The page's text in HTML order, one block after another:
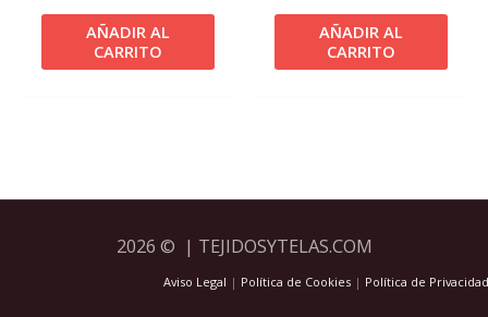
AÑADIR AL
CARRITO
AÑADIR AL
CARRITO
2026 © | TEJIDOSYTELAS.COM
Aviso Legal | Política de Cookies| Política de Privacidad